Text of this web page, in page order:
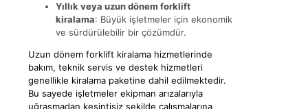
Yıllık veya uzun dönem forklift
kiralama: Büyük işletmeler için ekonomik
ve sürdürülebilir bir çözümdür.
Uzun dönem forklift kiralama hizmetlerinde
bakım, teknik servis ve destek hizmetleri
genellikle kiralama paketine dahil edilmektedir.
Bu sayede işletmeler ekipman arızalarıyla
uğraşmadan kesintisiz şekilde çalışmalarına